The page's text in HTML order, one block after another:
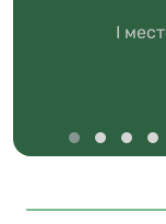
I